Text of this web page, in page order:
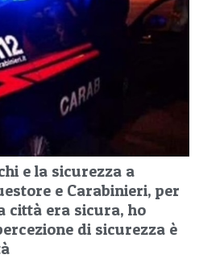
e la sicurezza a
e Carabinieri, per
città era sicura, ho
di sicurezza è